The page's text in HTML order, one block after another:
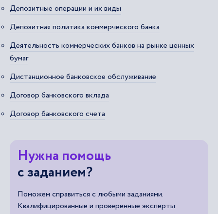
Депозитные операции и их виды
Депозитная политика коммерческого банка
Деятельность коммерческих банков на рынке ценных
бумаг
Дистанционное банковское обслуживание
Договор банковского вклада
Договор банковского счета
Нужна помощь
с заданием?
Поможем справиться с любыми заданиями.
Квалифицированные и проверенные эксперты